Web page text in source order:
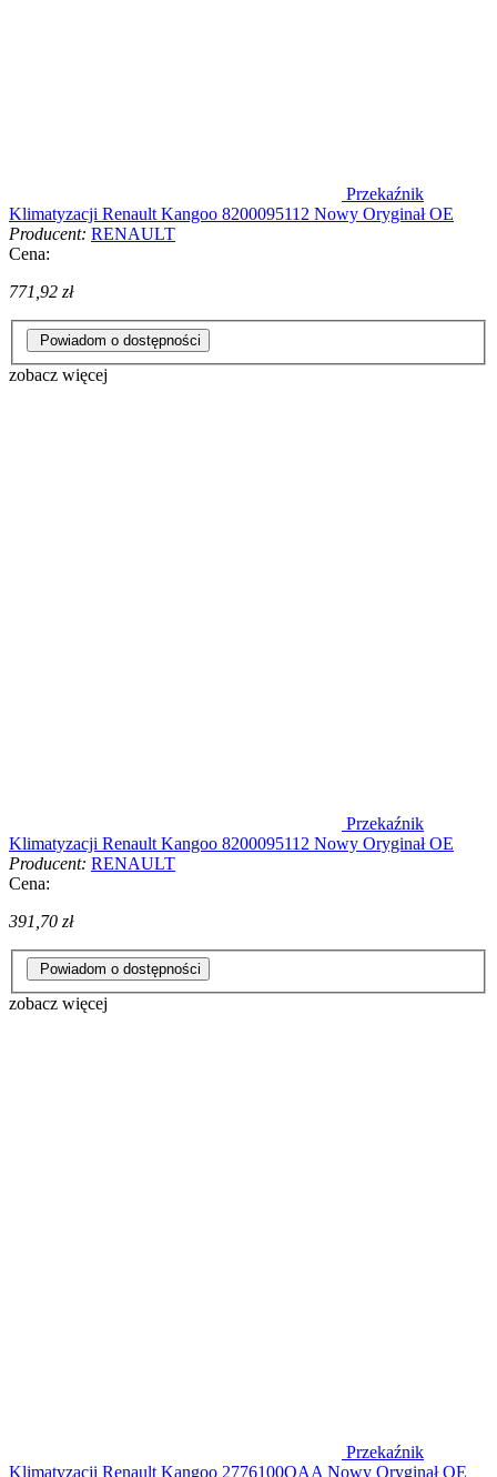
Przekaźnik
Klimatyzacji Renault Kangoo 8200095112 Nowy Oryginał OE
Producent: RENAULT
Cena:
771,92 zł
Powiadom o dostępności
zobacz więcej
Przekaźnik
Klimatyzacji Renault Kangoo 8200095112 Nowy Oryginał OE
Producent: RENAULT
Cena:
391,70 zł
Powiadom o dostępności
zobacz więcej
Przekaźnik
Klimatyzacji Renault Kangoo 2776100QAA Nowy Oryginał OE